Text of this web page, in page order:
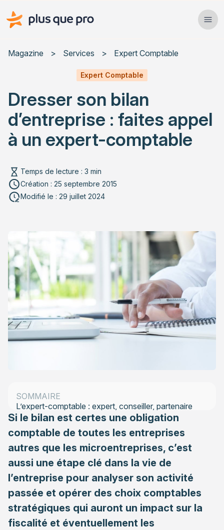
Plus que pro Mag'
Services
Actualités
Rechercher un article
Magazine > Services > Expert Comptable
Expert Comptable
Dresser son bilan
d’entreprise : faites appel
à un expert-comptable
Temps de lecture : 3 min
Création : 25 septembre 2015
Modifié le : 29 juillet 2024
Si le bilan est certes une obligation
comptable de toutes les entreprises
autres que les microentreprises, c’est
aussi une étape clé dans la vie de
l’entreprise pour analyser son activité
passée et opérer des choix comptables
stratégiques qui auront un impact sur la
fiscalité et éventuellement les
SOMMAIRE
L’expert-comptable : expert, conseiller, partenaire